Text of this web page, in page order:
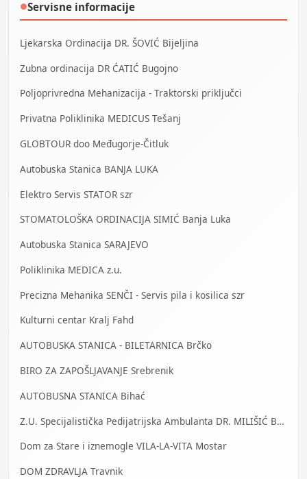
●Servisne informacije
Ljekarska Ordinacija DR. ŠOVIĆ Bijeljina
Zubna ordinacija DR ĆATIĆ Bugojno
Poljoprivredna Mehanizacija - Traktorski priključci
Privatna Poliklinika MEDICUS Tešanj
GLOBTOUR doo Međugorje-Čitluk
Autobuska Stanica BANJA LUKA
Elektro Servis STATOR szr
STOMATOLOŠKA ORDINACIJA SIMIĆ Banja Luka
Autobuska Stanica SARAJEVO
Poliklinika MEDICA z.u.
Precizna Mehanika SENČI - Servis pila i kosilica szr
Kulturni centar Kralj Fahd
AUTOBUSKA STANICA - BILETARNICA Brčko
BIRO ZA ZAPOŠLJAVANJE Srebrenik
AUTOBUSNA STANICA Bihać
Z.U. Specijalistička Pedijatrijska Ambulanta DR. MILIŠIĆ Banja Luka
Dom za Stare i iznemogle VILA-LA-VITA Mostar
DOM ZDRAVLJA Travnik